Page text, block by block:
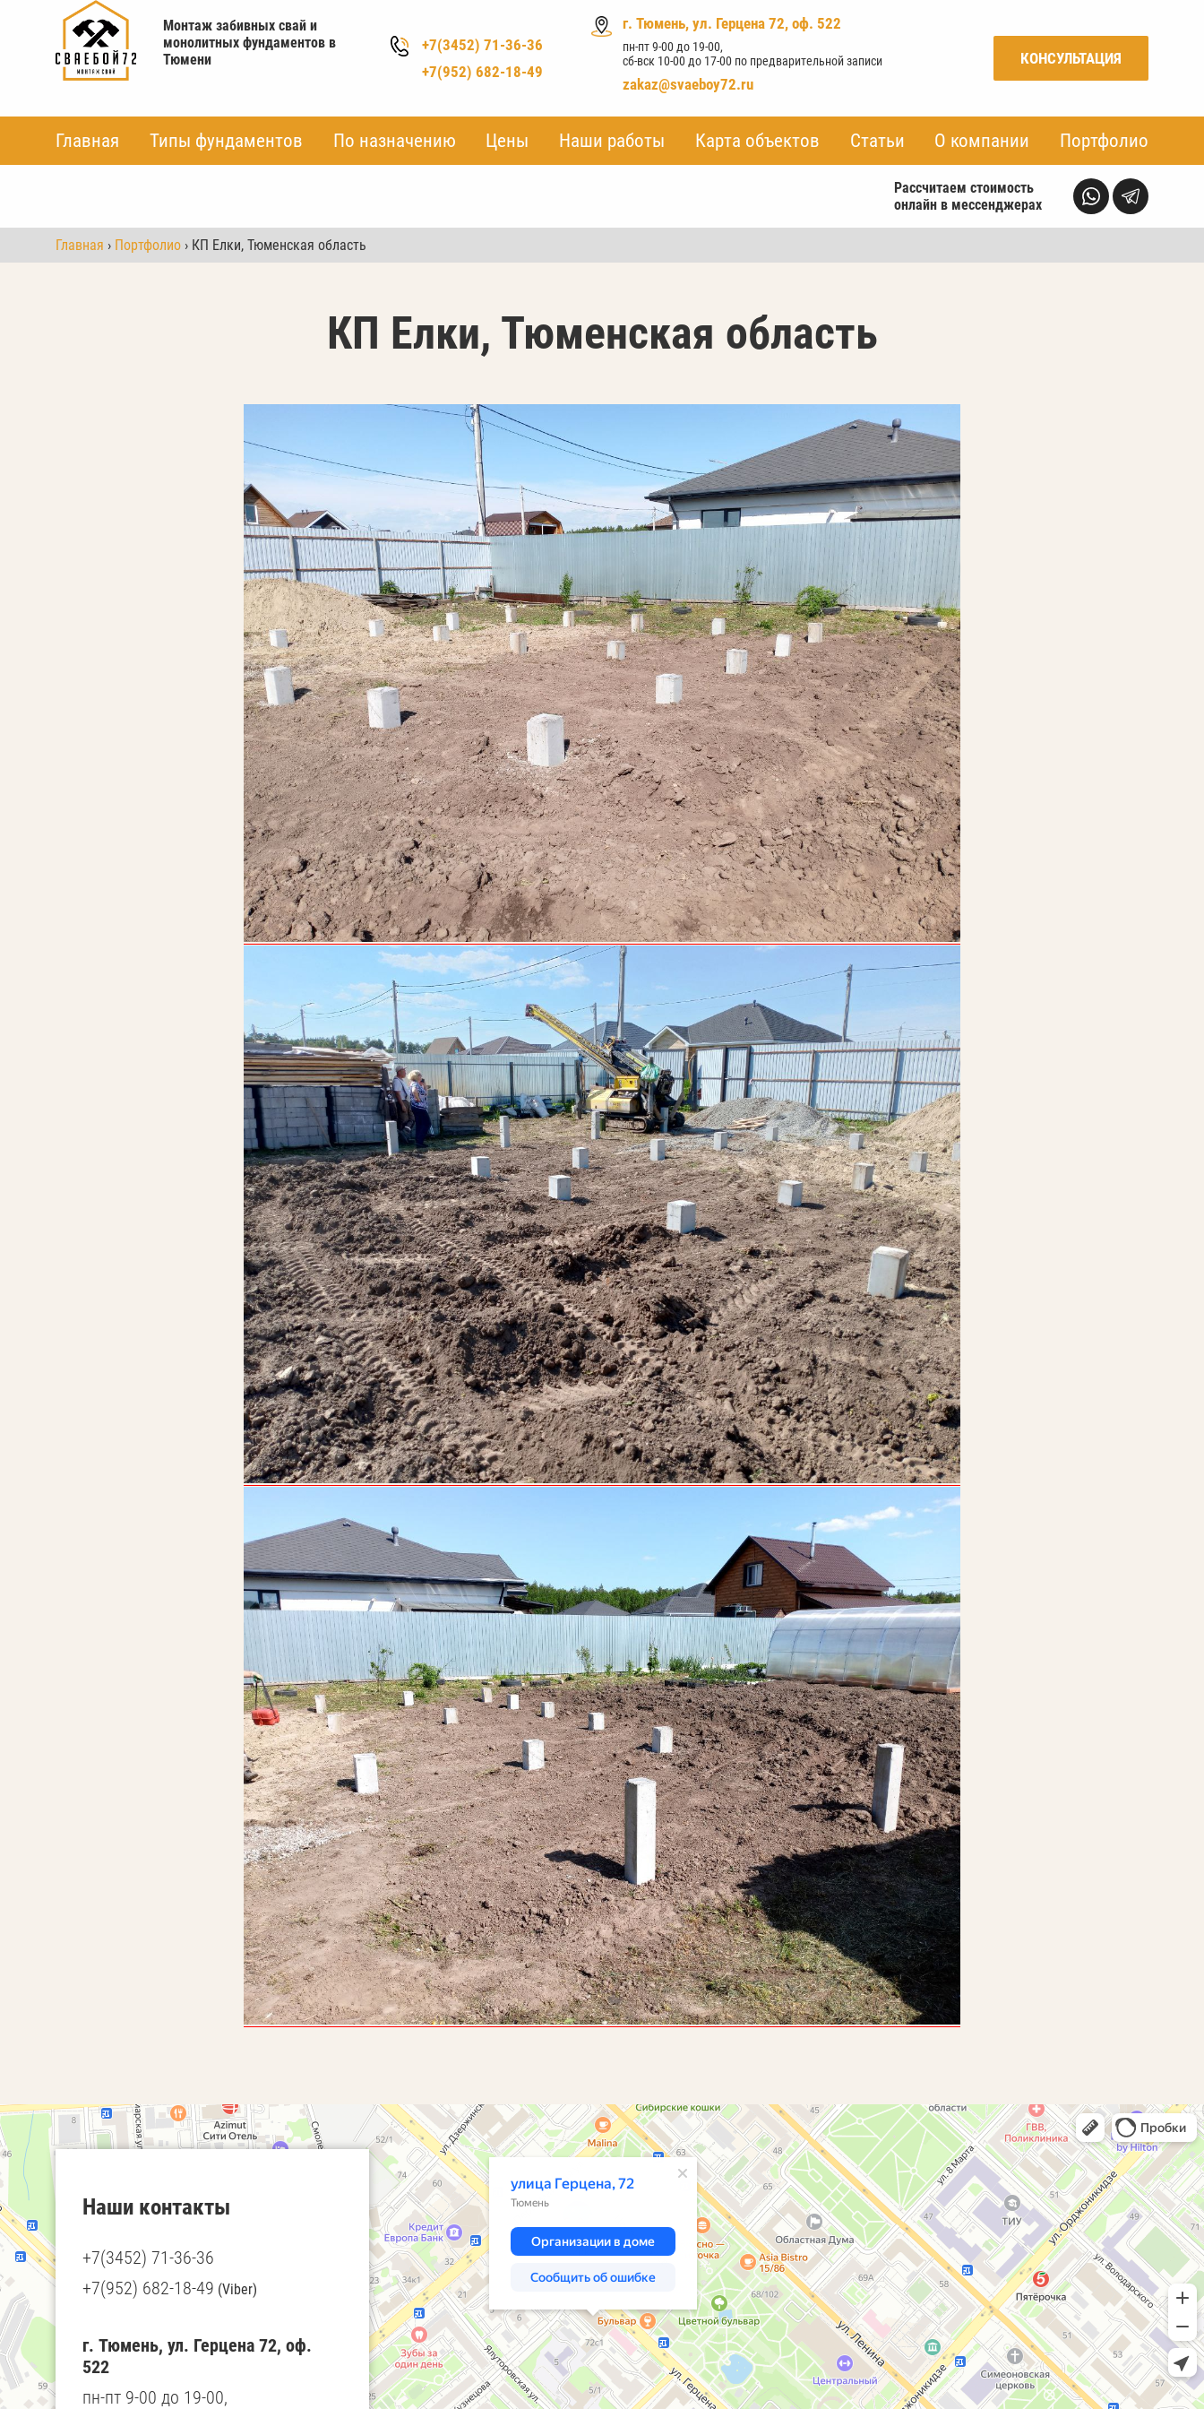
Монтаж забивных свай и
монолитных фундаментов в
Тюмени
+7(3452) 71-36-36
+7(952) 682-18-49
г. Тюмень, ул. Герцена 72, оф. 522
пн-пт 9-00 до 19-00,
сб-вск 10-00 до 17-00 по предварительной записи
zakaz@svaeboy72.ru
КОНСУЛЬТАЦИЯ
Главная Типы фундаментов По назначению Цены Наши работы Карта объектов Статьи О компании Портфолио
Главная Типы фундаментов По назначению Цены Наши работы Карта объектов Статьи О компании Портфолио
Рассчитаем стоимость
онлайн в мессенджерах
Главная › Портфолио › КП Елки, Тюменская область
КП Елки, Тюменская область
Наши контакты
+7(3452) 71-36-36
+7(952) 682-18-49 (Viber)
г. Тюмень, ул. Герцена 72, оф.
522
пн-пт 9-00 до 19-00,